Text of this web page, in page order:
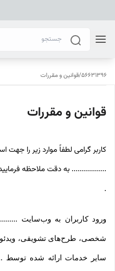
56631396
/قوانین و مقررات
قوانین و مقررات
کاربر گرامی لطفاً موارد زیر را
................. به دقت ملاحظه
.
ورود کاربران به وب‏‌سایت
شخصی، طرح‏‌های تشویقی،
سایر خدمات ارائه شده توسط